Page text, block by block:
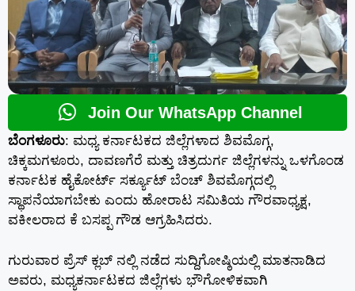
Join Our WhatsApp Channel
ಬೆಂಗಳೂರು: ಮಧ್ಯ ಕರ್ನಾಟಕದ ಜಿಲ್ಲೆಗಳಾದ ಶಿವಮೊಗ್ಗ,
ಚಿಕ್ಕಮಗಳೂರು, ದಾವಣಗೆರೆ ಮತ್ತು ಚಿತ್ರದುರ್ಗ ಜಿಲ್ಲೆಗಳನ್ನು ಒಳಗೊಂಡ
ಕರ್ನಾಟಕ ಹೈಕೋರ್ಟ್ ಸರ್ಕ್ಯೂಟ್ ಬೆಂಚ್ ಶಿವಮೊಗ್ಗದಲ್ಲಿ
ಸ್ಥಾಪನೆಯಾಗಬೇಕು ಎಂದು ಹೋರಾಟ ಸಮಿತಿಯ ಗೌರವಾಧ್ಯಕ್ಷ,
ವಕೀಲರಾದ ಕೆ ಬಸಪ್ಪ ಗೌಡ ಆಗ್ರಹಿಸಿದರು.
ಗುರುವಾರ ಪ್ರೆಸ್ ಕ್ಲಬ್ ನಲ್ಲಿ ನಡೆದ ಸುದ್ದಿಗೋಷ್ಠಿಯಲ್ಲಿ ಮಾತನಾಡಿದ
ಅವರು, ಮಧ್ಯಕರ್ನಾಟಕದ ಜಿಲ್ಲೆಗಳು ಭೌಗೋಳಿಕವಾಗಿ